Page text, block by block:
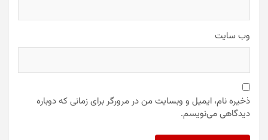
وب‌ سایت
ذخیره نام، ایمیل و وبسایت من در مرورگر برای زمانی که دوباره
دیدگاهی می‌نویسم.